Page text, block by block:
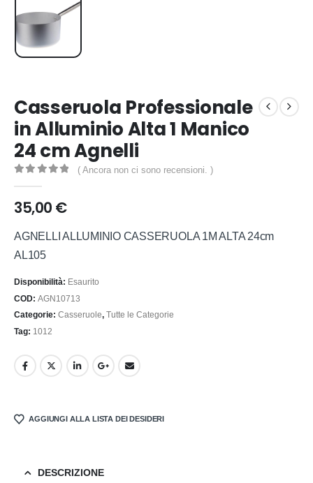
Casseruola Professionale
in Alluminio Alta 1 Manico
24 cm Agnelli
( Ancora non ci sono recensioni. )
35,00 €
AGNELLI ALLUMINIO CASSERUOLA 1M ALTA 24cm
AL105
Disponibilità: Esaurito
COD: AGN10713
Categorie: Casseruole, Tutte le Categorie
Tag: 1012
AGGIUNGI ALLA LISTA DEI DESIDERI
DESCRIZIONE